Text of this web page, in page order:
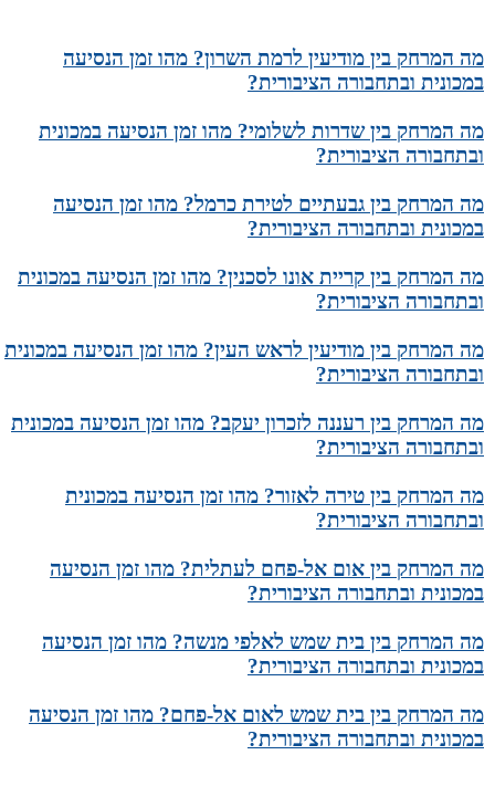
מה המרחק בין מודיעין לרמת השרון? מהו זמן הנסיעה
במכונית ובתחבורה הציבורית?
מה המרחק בין שדרות לשלומי? מהו זמן הנסיעה במכונית
ובתחבורה הציבורית?
מה המרחק בין גבעתיים לטירת כרמל? מהו זמן הנסיעה
במכונית ובתחבורה הציבורית?
מה המרחק בין קריית אונו לסכנין? מהו זמן הנסיעה במכונית
ובתחבורה הציבורית?
מה המרחק בין מודיעין לראש העין? מהו זמן הנסיעה במכונית
ובתחבורה הציבורית?
מה המרחק בין רעננה לזכרון יעקב? מהו זמן הנסיעה במכונית
ובתחבורה הציבורית?
מה המרחק בין טירה לאזור? מהו זמן הנסיעה במכונית
ובתחבורה הציבורית?
מה המרחק בין אום אל-פחם לעתלית? מהו זמן הנסיעה
במכונית ובתחבורה הציבורית?
מה המרחק בין בית שמש לאלפי מנשה? מהו זמן הנסיעה
במכונית ובתחבורה הציבורית?
מה המרחק בין בית שמש לאום אל-פחם? מהו זמן הנסיעה
במכונית ובתחבורה הציבורית?